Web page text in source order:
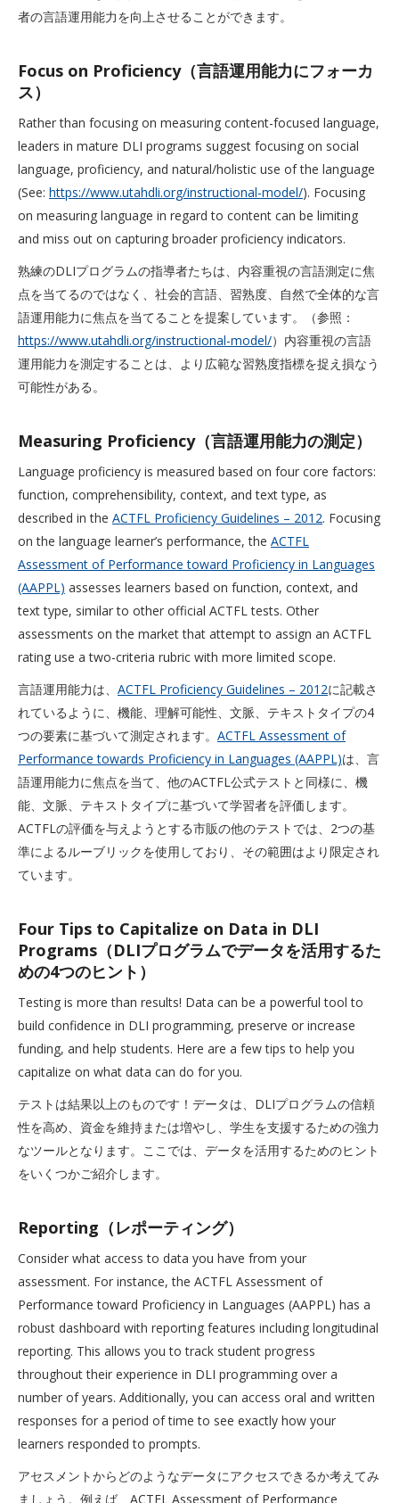
者の言語運用能力を向上させることができます。
Focus on Proficiency（言語運用能力にフォーカ
ス）
Rather than focusing on measuring content-focused language,
leaders in mature DLI programs suggest focusing on social
language, proficiency, and natural/holistic use of the language
(See: https://www.utahdli.org/instructional-model/). Focusing
on measuring language in regard to content can be limiting
and miss out on capturing broader proficiency indicators.
熟練のDLIプログラムの指導者たちは、内容重視の言語測定に焦
点を当てるのではなく、社会的言語、習熟度、自然で全体的な言
語運用能力に焦点を当てることを提案しています。（参照：
https://www.utahdli.org/instructional-model/）内容重視の言語
運用能力を測定することは、より広範な習熟度指標を捉え損なう
可能性がある。
Measuring Proficiency（言語運用能力の測定）
Language proficiency is measured based on four core factors:
function, comprehensibility, context, and text type, as
described in the ACTFL Proficiency Guidelines – 2012. Focusing
on the language learner’s performance, the ACTFL
Assessment of Performance toward Proficiency in Languages
(AAPPL) assesses learners based on function, context, and
text type, similar to other official ACTFL tests. Other
assessments on the market that attempt to assign an ACTFL
rating use a two-criteria rubric with more limited scope.
言語運用能力は、 ACTFL Proficiency Guidelines – 2012に記載さ
れているように、機能、理解可能性、文脈、テキストタイプの4
つの要素に基づいて測定されます。 ACTFL Assessment of
Performance towards Proficiency in Languages (AAPPL)は、言
語運用能力に焦点を当て、他のACTFL公式テストと同様に、機
能、文脈、テキストタイプに基づいて学習者を評価します。
ACTFLの評価を与えようとする市販の他のテストでは、2つの基
準によるルーブリックを使用しており、その範囲はより限定され
ています。
Four Tips to Capitalize on Data in DLI
Programs（DLIプログラムでデータを活用するた
めの4つのヒント）
Testing is more than results! Data can be a powerful tool to
build confidence in DLI programming, preserve or increase
funding, and help students. Here are a few tips to help you
capitalize on what data can do for you.
テストは結果以上のものです！データは、DLIプログラムの信頼
性を高め、資金を維持または増やし、学生を支援するための強力
なツールとなります。ここでは、データを活用するためのヒント
をいくつかご紹介します。
Reporting（レポーティング）
Consider what access to data you have from your
assessment. For instance, the ACTFL Assessment of
Performance toward Proficiency in Languages (AAPPL) has a
robust dashboard with reporting features including longitudinal
reporting. This allows you to track student progress
throughout their experience in DLI programming over a
number of years. Additionally, you can access oral and written
responses for a period of time to see exactly how your
learners responded to prompts.
アセスメントからどのようなデータにアクセスできるか考えてみ
ましょう。例えば、ACTFL Assessment of Performance